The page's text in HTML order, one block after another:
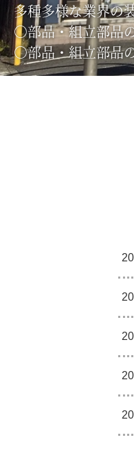
多種多様な業界の
○部品・組立部品
○部品・組立部品